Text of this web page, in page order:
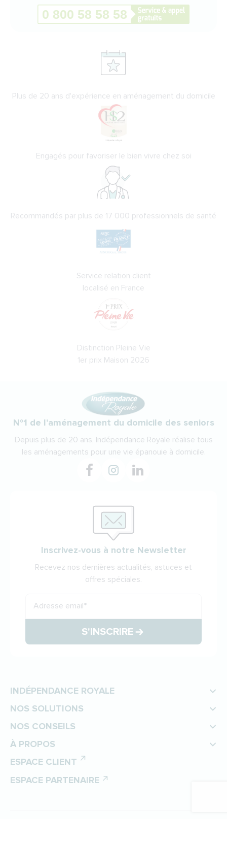
Plus de 20 ans d'expérience en aménagement du domicile
Engagés pour favoriser le bien vivre chez soi
Recommandés par plus de 17 000 professionnels de santé
Service relation client
localisé en France
Distinction Pleine Vie
1er prix Maison 2026
N°1 de l'aménagement du domicile des seniors
Depuis plus de 20 ans, Indépendance Royale réalise tous
les aménagements pour une vie épanouie à domicile.
Inscrivez-vous à notre Newsletter
Recevez nos dernières actualités, astuces et
offres spéciales.
Adresse email*
S'INSCRIRE
INDÉPENDANCE ROYALE
NOS SOLUTIONS
NOS CONSEILS
À PROPOS
ESPACE CLIENT
ESPACE PARTENAIRE